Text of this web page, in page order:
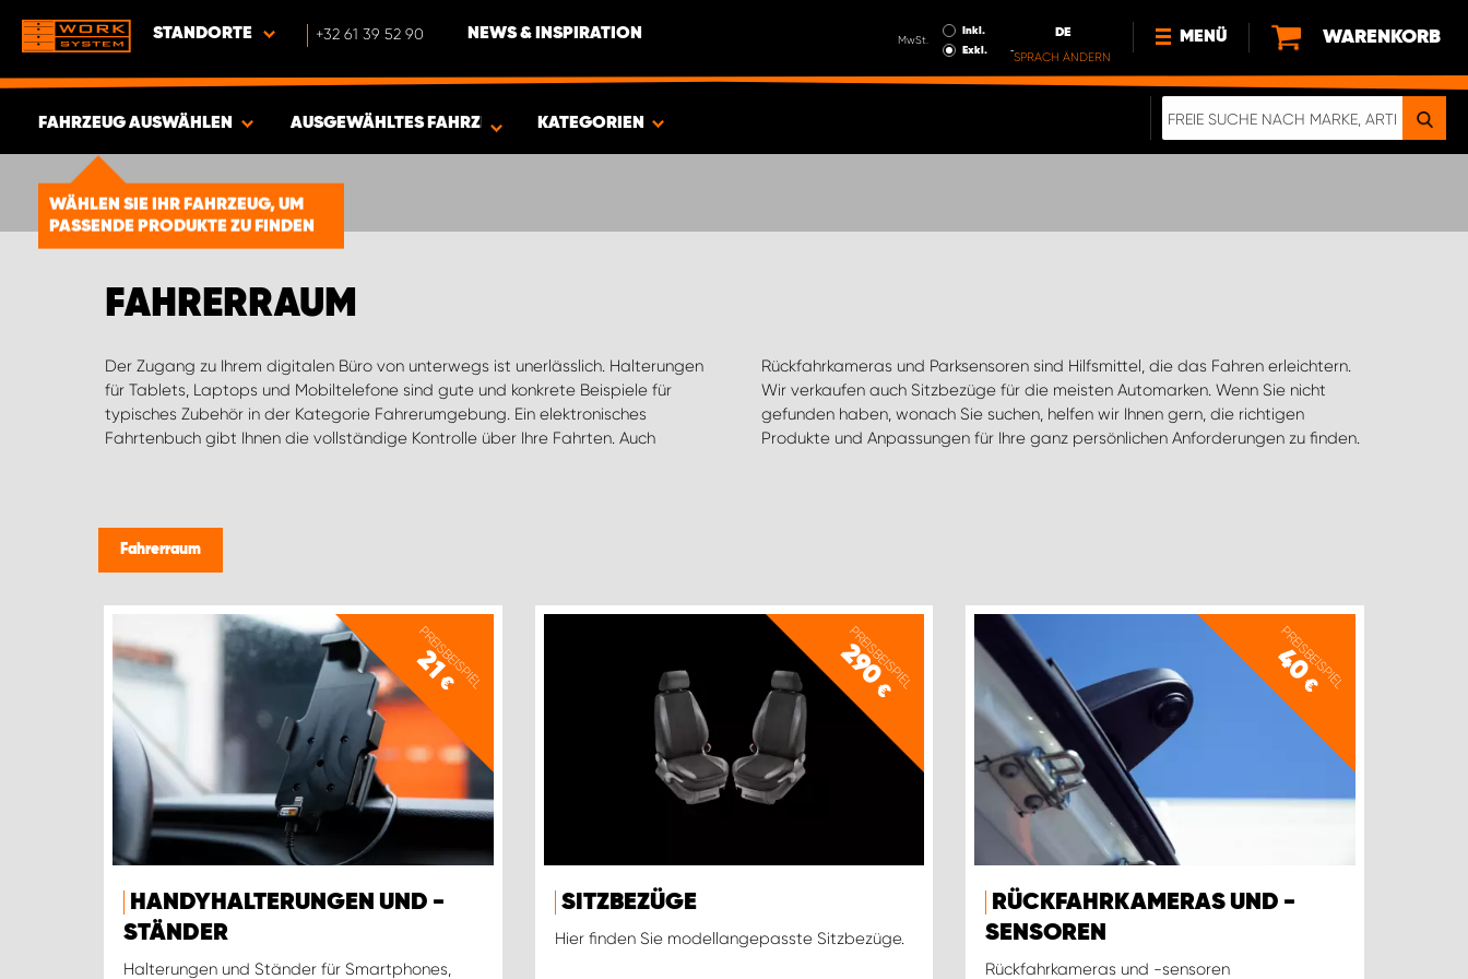
STANDORTE +32 61 39 52 90 NEWS & INSPIRATION MwSt.
Inkl.
Exkl.
DE
SPRACH ÄNDERN
MENÜ
NEWS
WARENKORB
FAHRZEUG AUSWÄHLEN
WÄHLEN SIE IHR FAHRZEUG, UM
PASSENDE PRODUKTE ZU FINDEN
ERGEBNISSE ANZEIGEN -1856
ARTIKEL
AUSGEWÄHLTES FAHRZEUG KATEGORIEN
FAHRERRAUM
Der Zugang zu Ihrem digitalen Büro von unterwegs ist unerlässlich. Halterungen
für Tablets, Laptops und Mobiltelefone sind gute und konkrete Beispiele für
typisches Zubehör in der Kategorie Fahrerumgebung. Ein elektronisches
Fahrtenbuch gibt Ihnen die vollständige Kontrolle über Ihre Fahrten. Auch
Rückfahrkameras und Parksensoren sind Hilfsmittel, die das Fahren erleichtern.
Wir verkaufen auch Sitzbezüge für die meisten Automarken. Wenn Sie nicht
gefunden haben, wonach Sie suchen, helfen wir Ihnen gern, die richtigen
Produkte und Anpassungen für Ihre ganz persönlichen Anforderungen zu finden.
Fahrerraum
PREISBEISPIEL
21
€
HANDYHALTERUNGEN UND -
STÄNDER
Halterungen und Ständer für Smartphones,
PREISBEISPIEL
290
€
SITZBEZÜGE
Hier finden Sie modellangepasste Sitzbezüge.
PREISBEISPIEL
40
€
RÜCKFAHRKAMERAS UND -
SENSOREN
Rückfahrkameras und -sensoren